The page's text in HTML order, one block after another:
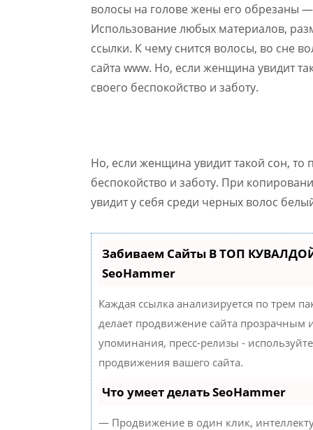
волосы на голове жены его обрезаны
Использование любых материалов,
ссылки. К чему снится волосы, во сне
сайта www. Но, если женщина увидит
своего беспокойство и заботу.
Но, если женщина увидит такой сон, то
беспокойство и заботу. При
увидит у себя среди черных волос
Забиваем Сайты В ТОП
SeoHammer
Каждая ссылка анализируется по трем
делает продвижение сайта прозрачным
упоминания, пресс-релизы -
продвижения вашего сайта.
Что умеет делать SeoHammer
— Продвижение в один клик,